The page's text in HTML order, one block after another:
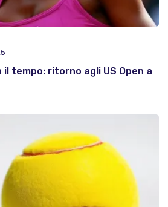
il tempo: ritorno agli US Open a